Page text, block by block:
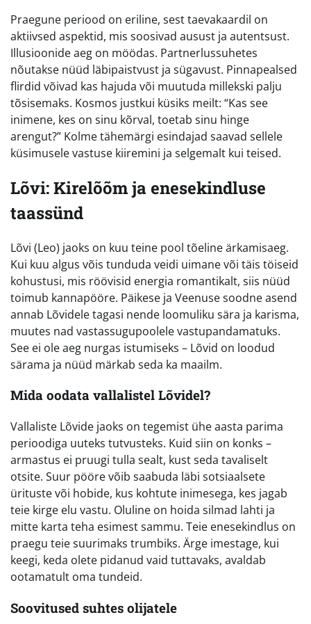
Praegune periood on eriline, sest taevakaardil on
aktiivsed aspektid, mis soosivad ausust ja autentsust.
Illusioonide aeg on möödas. Partnerlussuhetes
nõutakse nüüd läbipaistvust ja sügavust. Pinnapealsed
flirdid võivad kas hajuda või muutuda millekski palju
tõsisemaks. Kosmos justkui küsiks meilt: “Kas see
inimene, kes on sinu kõrval, toetab sinu hinge
arengut?” Kolme tähemärgi esindajad saavad sellele
küsimusele vastuse kiiremini ja selgemalt kui teised.
Lõvi: Kirelõõm ja enesekindluse
taassünd
Lõvi (Leo) jaoks on kuu teine pool tõeline ärkamisaeg.
Kui kuu algus võis tunduda veidi uimane või täis töiseid
kohustusi, mis röövisid energia romantikalt, siis nüüd
toimub kannapööre. Päikese ja Veenuse soodne asend
annab Lõvidele tagasi nende loomuliku sära ja karisma,
muutes nad vastassugupoolele vastupandamatuks.
See ei ole aeg nurgas istumiseks – Lõvid on loodud
särama ja nüüd märkab seda ka maailm.
Mida oodata vallalistel Lõvidel?
Vallaliste Lõvide jaoks on tegemist ühe aasta parima
perioodiga uuteks tutvusteks. Kuid siin on konks –
armastus ei pruugi tulla sealt, kust seda tavaliselt
otsite. Suur pööre võib saabuda läbi sotsiaalsete
ürituste või hobide, kus kohtute inimesega, kes jagab
teie kirge elu vastu. Oluline on hoida silmad lahti ja
mitte karta teha esimest sammu. Teie enesekindlus on
praegu teie suurimaks trumbiks. Ärge imestage, kui
keegi, keda olete pidanud vaid tuttavaks, avaldab
ootamatult oma tundeid.
Soovitused suhtes olijatele